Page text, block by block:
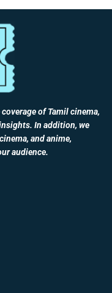
of Tamil cinema,
In addition, we
and anime,
audience.